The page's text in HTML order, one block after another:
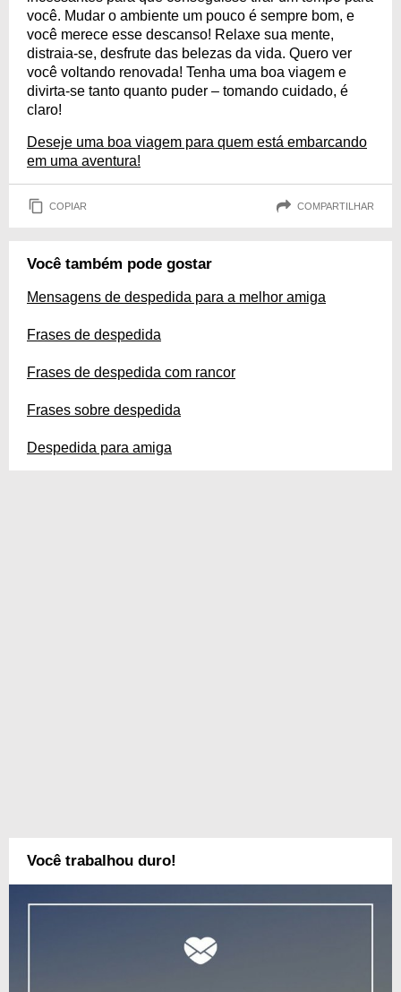
você. Mudar o ambiente um pouco é sempre bom, e
você merece esse descanso! Relaxe sua mente,
distraia-se, desfrute das belezas da vida. Quero ver
você voltando renovada! Tenha uma boa viagem e
divirta-se tanto quanto puder – tomando cuidado, é
claro!
Deseje uma boa viagem para quem está embarcando
em uma aventura!
COPIAR COMPARTILHAR
Você também pode gostar
Mensagens de despedida para a melhor amiga
Frases de despedida
Frases de despedida com rancor
Frases sobre despedida
Despedida para amiga
Você trabalhou duro!